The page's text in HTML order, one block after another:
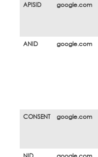
APISID google.com
ANID google.com
CONSENT google.com